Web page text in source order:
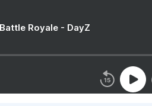
Royale - DayZ